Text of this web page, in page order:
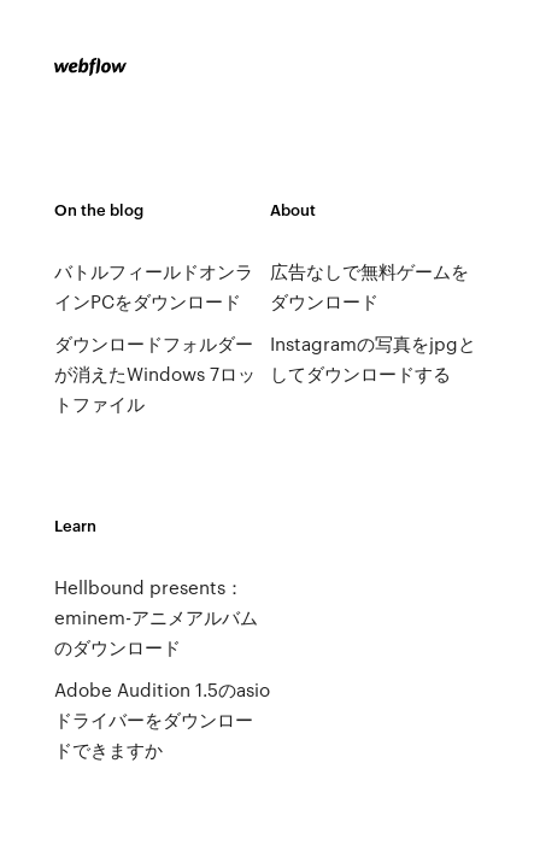
On the blog
バトルフィールドオンラ
インPCをダウンロード
ダウンロードフォルダー
が消えたWindows 7ロッ
トファイル
About
広告なしで無料ゲームを
ダウンロード
Instagramの写真をjpgと
してダウンロードする
Learn
Hellbound presents：
eminem-アニメアルバム
のダウンロード
Adobe Audition 1.5のasio
ドライバーをダウンロー
ドできますか